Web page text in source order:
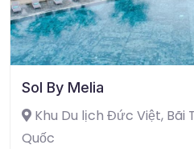
Sol By Melia
Khu Du lịch Đức Việt, Bãi
Quốc